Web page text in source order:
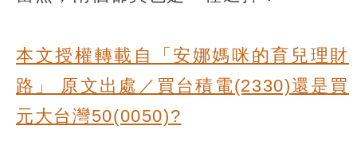
本文授權轉載自「安娜媽咪的育兒理財
路」 原文出處／買台積電(2330)還是買
元大台灣50(0050)?